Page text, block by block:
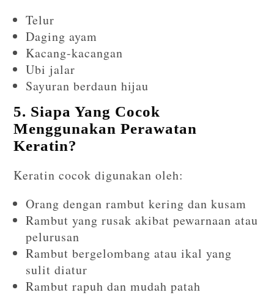
Telur
Daging ayam
Kacang-kacangan
Ubi jalar
Sayuran berdaun hijau
5. Siapa Yang Cocok
Menggunakan Perawatan
Keratin?
Keratin cocok digunakan oleh:
Orang dengan rambut kering dan kusam
Rambut yang rusak akibat pewarnaan atau
pelurusan
Rambut bergelombang atau ikal yang
sulit diatur
Rambut rapuh dan mudah patah